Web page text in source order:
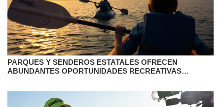
PARQUES Y SENDEROS ESTATALES OFRECEN
ABUNDANTES OPORTUNIDADES RECREATIVAS